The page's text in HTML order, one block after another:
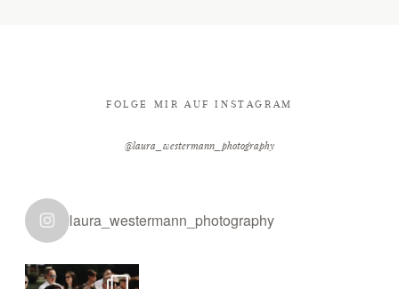
FOLGE MIR AUF INSTAGRAM
@laura_westermann_photography
laura_westermann_photography